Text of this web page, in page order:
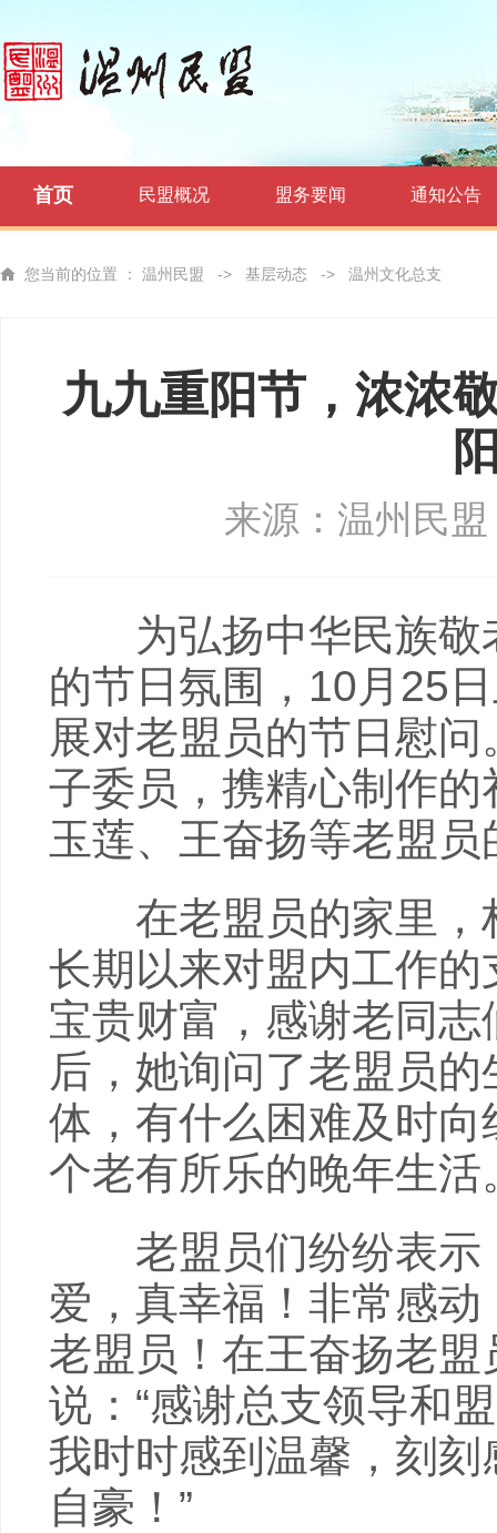
首页 民盟概况 盟务要闻 通知公告
您当前的位置 ： 温州民盟 -> 基层动态 -> 温州文化总支
九九重阳节，浓浓
来源：温州民盟
为弘扬中华民族敬
的节日氛围，10月25
展对老盟员的节日慰
子委员，携精心制作
玉莲、王奋扬等老盟
在老盟员的家里，
长期以来对盟内工作
宝贵财富，感谢老同
后，她询问了老盟员
体，有什么困难及时
个老有所乐的晚年生活
老盟员们纷纷表示
爱，真幸福！非常感
老盟员！在王奋扬老
说：“感谢总支领导和
我时时感到温馨，刻
自豪！”